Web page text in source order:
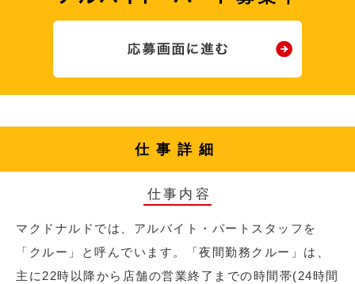
仕事詳細
仕事内容
マクドナルドでは、アルバイト・パートスタッフを
「クルー」と呼んでいます。「夜間勤務クルー」は、
主に22時以降から店舗の営業終了までの時間帯(24時間